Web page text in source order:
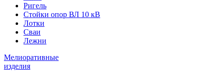
Ригель
Стойки опор ВЛ 10 кВ
Лотки
Сваи
Лежни
Мелиоративные
изделия